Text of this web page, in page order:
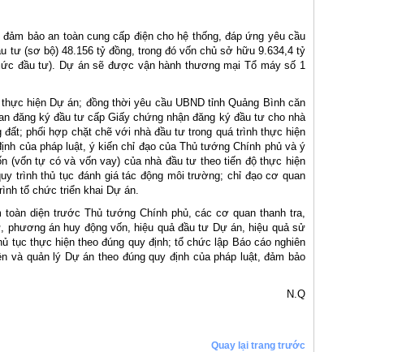
bảo an toàn cung cấp điện cho hệ thống, đáp ứng yêu cầu
tư (sơ bộ) 48.156 tỷ đồng, trong đó vốn chủ sở hữu 9.634,4 tỷ
đầu tư). Dự án sẽ được vận hành thương mại Tổ máy số 1
hiện Dự án; đồng thời yêu cầu UBND tỉnh Quảng Bình căn
đăng ký đầu tư cấp Giấy chứng nhận đăng ký đầu tư cho nhà
phối hợp chặt chẽ với nhà đầu tư trong quá trình thực hiện
của pháp luật, ý kiến chỉ đạo của Thủ tướng Chính phủ và ý
(vốn tự có và vốn vay) của nhà đầu tư theo tiến độ thực hiện
trình thủ tục đánh giá tác động môi trường; chỉ đạo cơ quan
tổ chức triển khai Dự án.
diện trước Thủ tướng Chính phủ, các cơ quan thanh tra,
án huy động vốn, hiệu quả đầu tư Dự án, hiệu quả sử
tục thực hiện theo đúng quy định; tổ chức lập Báo cáo nghiên
quản lý Dự án theo đúng quy định của pháp luật, đảm bảo
N.Q
Quay lại trang trước